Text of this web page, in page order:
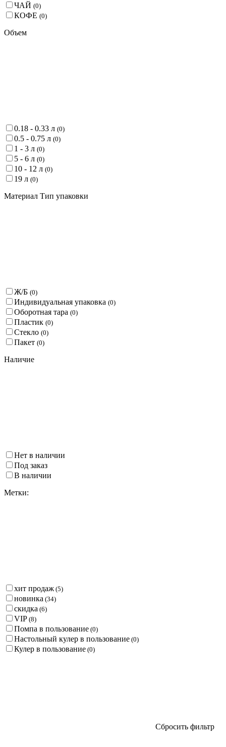
ЧАЙ (0)
КОФЕ (0)
Объем
0.18 - 0.33 л (0)
0.5 - 0.75 л (0)
1 - 3 л (0)
5 - 6 л (0)
10 - 12 л (0)
19 л (0)
Материал Тип упаковки
Ж/Б (0)
Индивидуальная упаковка (0)
Оборотная тара (0)
Пластик (0)
Стекло (0)
Пакет (0)
Наличие
Нет в наличии
Под заказ
В наличии
Метки:
хит продаж (5)
новинка (34)
скидка (6)
VIP (8)
Помпа в пользование (0)
Настольный кулер в пользование (0)
Кулер в пользование (0)
Сбросить фильтр